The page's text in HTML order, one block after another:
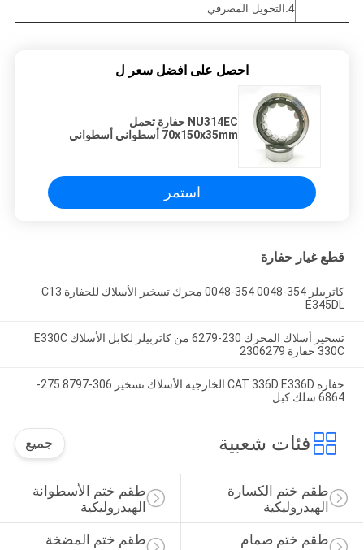
4. التحويل المصرفي
احصل على افضل سعر ل
NU314EC حفارة تحمل
70x150x35mm أسطواني أسطواني
استمر
قطع غيار حفارة
كاتربيلر 354-0048 354-0048 محرك تسخير الأسلاك للحفارة C13
E345DL
تسخير أسلاك المحرك 230-6279 من كاتربيلر لكابل الأسلاك E330C
330C حفارة 2306279
حفارة CAT 336D E336D الخارجية الأسلاك تسخير 306-8797 275-
6864 سلك كبل
فئات شعبية جميع
طقم ختم الأسطوانة
الهيدروليكية
طقم ختم الكسارة
الهيدروليكية
طقم ختم المضخة
طقم ختم صمام